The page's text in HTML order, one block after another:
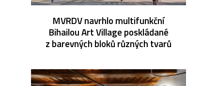
MVRDV navrhlo multifunkční
Bihailou Art Village poskládané
z barevných bloků různých tvarů